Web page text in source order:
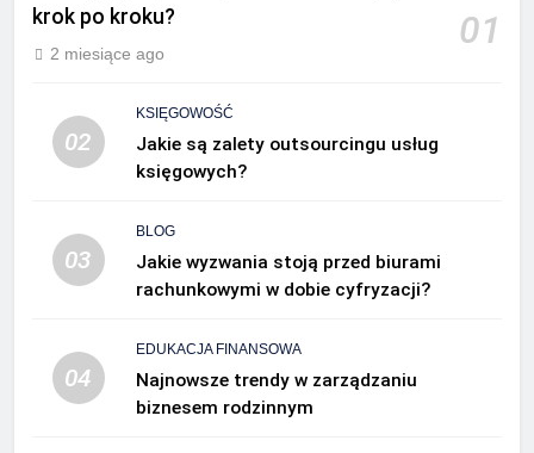
krok po kroku?
01
2 miesiące ago
02
KSIĘGOWOŚĆ
Jakie są zalety outsourcingu usług
księgowych?
03
BLOG
Jakie wyzwania stoją przed biurami
rachunkowymi w dobie cyfryzacji?
04
EDUKACJA FINANSOWA
Najnowsze trendy w zarządzaniu
biznesem rodzinnym